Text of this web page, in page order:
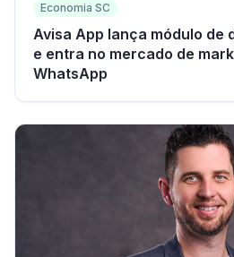
Economia SC
Avisa App lança módulo de
e entra no mercado de
WhatsApp